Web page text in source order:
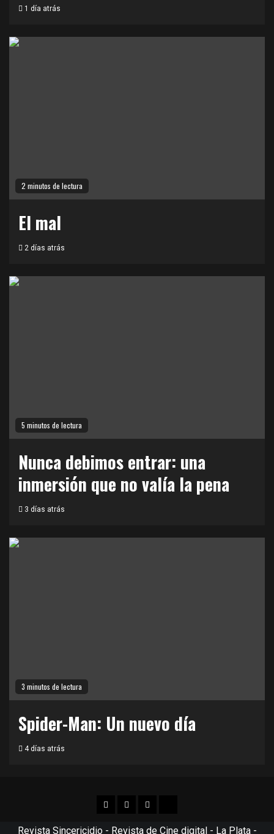
1 día atrás
2 minutos de lectura
El mal
2 días atrás
5 minutos de lectura
Nunca debimos entrar: una
inmersión que no valía la pena
3 días atrás
3 minutos de lectura
Spider-Man: Un nuevo día
4 días atrás
Facebook
TwitterInstagram
Revista Sincericidio - Revista de Cine digital - La Plata -